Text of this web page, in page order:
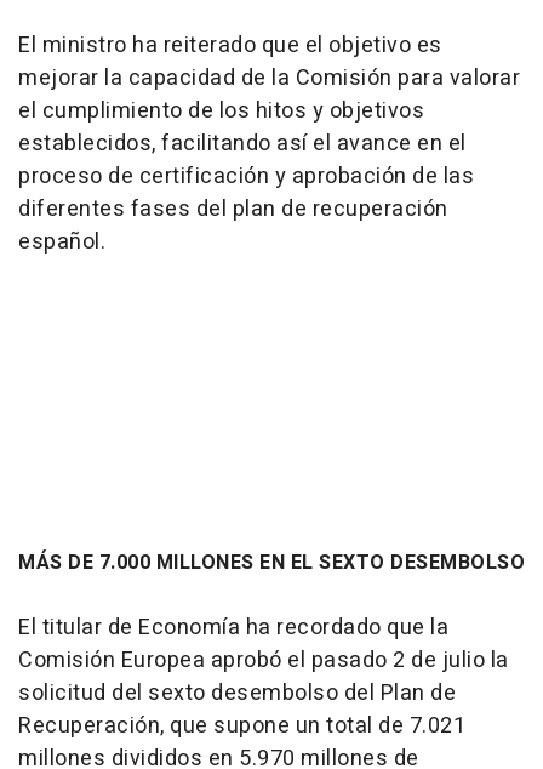
El ministro ha reiterado que el objetivo es
mejorar la capacidad de la Comisión para valorar
el cumplimiento de los hitos y objetivos
establecidos, facilitando así el avance en el
proceso de certificación y aprobación de las
diferentes fases del plan de recuperación
español.
MÁS DE 7.000 MILLONES EN EL SEXTO DESEMBOLSO
El titular de Economía ha recordado que la
Comisión Europea aprobó el pasado 2 de julio la
solicitud del sexto desembolso del Plan de
Recuperación, que supone un total de 7.021
millones divididos en 5.970 millones de